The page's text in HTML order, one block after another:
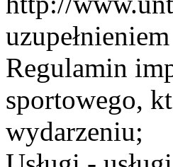
Regulamin
sportowego,
wydarzeniu;